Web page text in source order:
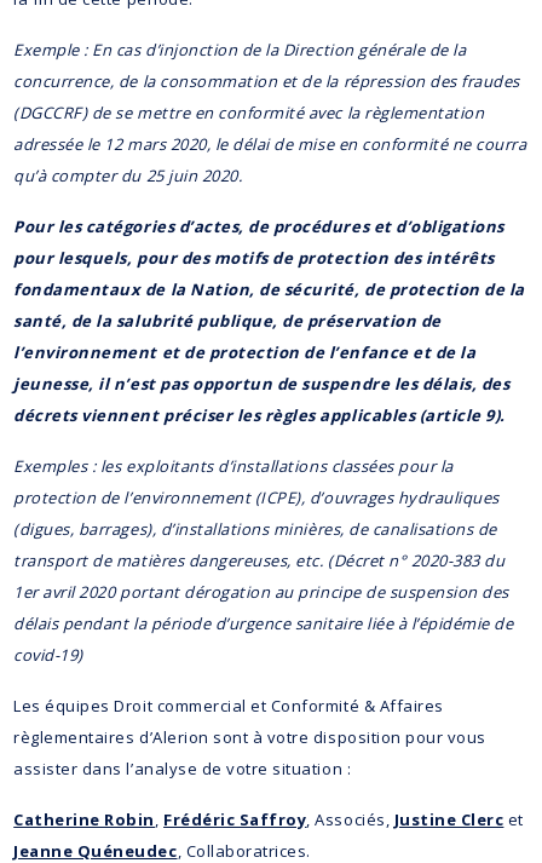
Exemple : En cas d’injonction de la Direction générale de la
concurrence, de la consommation et de la répression des fraudes
(DGCCRF) de se mettre en conformité avec la règlementation
adressée le 12 mars 2020, le délai de mise en conformité ne courra
qu’à compter du 25 juin 2020.
Pour les catégories d’actes, de procédures et d’obligations
pour lesquels, pour des motifs de protection des intérêts
fondamentaux de la Nation, de sécurité, de protection de la
santé, de la salubrité publique, de préservation de
l’environnement et de protection de l’enfance et de la
jeunesse, il n’est pas opportun de suspendre les délais, des
décrets viennent préciser les règles applicables (article 9).
Exemples : les exploitants d’installations classées pour la
protection de l’environnement (ICPE), d’ouvrages hydrauliques
(digues, barrages), d’installations minières, de canalisations de
transport de matières dangereuses, etc. (Décret n° 2020-383 du
1er avril 2020 portant dérogation au principe de suspension des
délais pendant la période d’urgence sanitaire liée à l’épidémie de
covid-19)
Les équipes Droit commercial et Conformité & Affaires
règlementaires d’Alerion sont à votre disposition pour vous
assister dans l’analyse de votre situation :
Catherine Robin Frédéric Saffroy , Associés, Justine Clerc et
Jeanne Quéneudec , Collaboratrices.